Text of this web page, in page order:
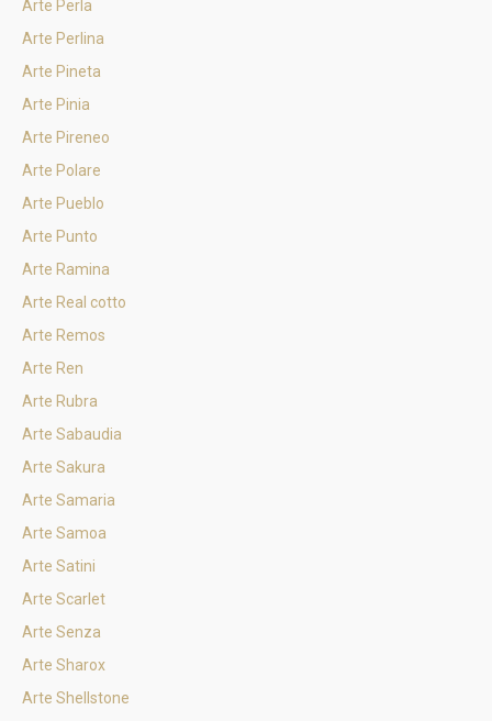
Arte Perla
Arte Perlina
Arte Pineta
Arte Pinia
Arte Pireneo
Arte Polare
Arte Pueblo
Arte Punto
Arte Ramina
Arte Real cotto
Arte Remos
Arte Ren
Arte Rubra
Arte Sabaudia
Arte Sakura
Arte Samaria
Arte Samoa
Arte Satini
Arte Scarlet
Arte Senza
Arte Sharox
Arte Shellstone